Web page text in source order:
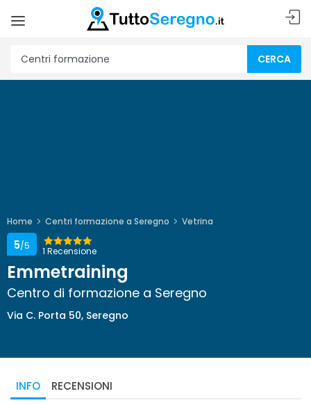
CERCA
Home Centri formazione a Seregno Vetrina
1 Recensione
5/5
Emmetraining
Centro di formazione a Seregno
Via C. Porta 50, Seregno
INFO RECENSIONI